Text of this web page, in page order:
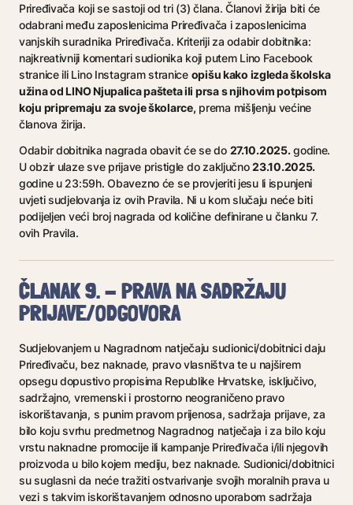
Priređivača koji se sastoji od tri (3) člana. Članovi žirija biti će
odabrani među zaposlenicima Priređivača i zaposlenicima
vanjskih suradnika Priređivača. Kriteriji za odabir dobitnika:
najkreativniji komentari sudionika koji putem Lino Facebook
stranice ili Lino Instagram stranice opišu kako izgleda školska
užina od LINO Njupalica pašteta ili prsa s njihovim potpisom
koju pripremaju za svoje školarce, prema mišljenju većine
članova žirija.
Odabir dobitnika nagrada obavit će se do 27.10.2025.godine.
U obzir ulaze sve prijave pristigle do zaključno23.10.2025.
godine u 23:59h. Obavezno će se provjeriti jesu li ispunjeni
uvjeti sudjelovanja iz ovih Pravila. Ni u kom slučaju neće biti
podijeljen veći broj nagrada od količine definirane u članku 7.
ovih Pravila.
ČLANAK 9. - PRAVA NA SADRŽAJU
PRIJAVE/ODGOVORA
Sudjelovanjem u Nagradnom natječaju sudionici/dobitnici daju
Priređivaču, bez naknade, pravo vlasništva te u najširem
opsegu dopustivo propisima Republike Hrvatske, isključivo,
sadržajno, vremenski i prostorno neograničeno pravo
iskorištavanja, s punim pravom prijenosa, sadržaja prijave, za
bilo koju svrhu predmetnog Nagradnog natječaja i za bilo koju
vrstu naknadne promocije ili kampanje Priređivača i/ili njegovih
proizvoda u bilo kojem mediju, bez naknade. Sudionici/dobitnici
su suglasni da neće tražiti ostvarivanje svojih moralnih prava u
vezi s takvim iskorištavanjem odnosno uporabom sadržaja